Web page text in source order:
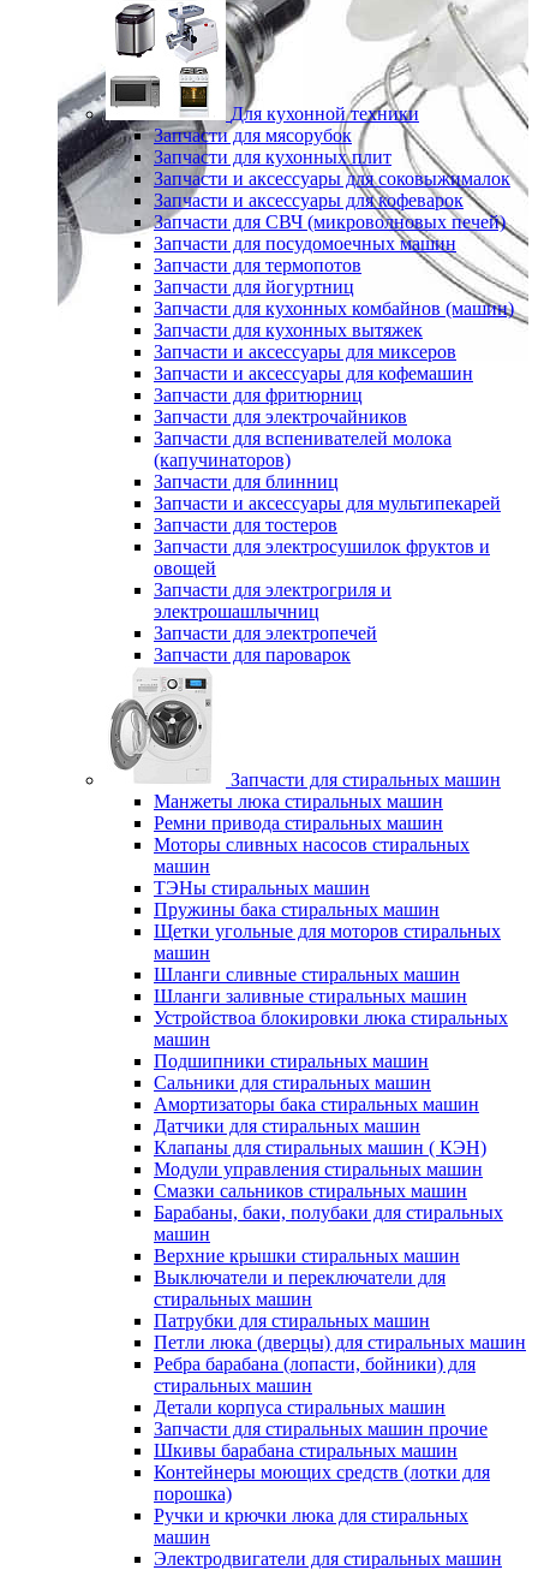
Для кухонной техники
Запчасти для мясорубок
Запчасти для кухонных плит
Запчасти и аксессуары для соковыжималок
Запчасти и аксессуары для кофеварок
Запчасти для СВЧ (микроволновых печей)
Запчасти для посудомоечных машин
Запчасти для термопотов
Запчасти для йогуртниц
Запчасти для кухонных комбайнов (машин)
Запчасти для кухонных вытяжек
Запчасти и аксессуары для миксеров
Запчасти и аксессуары для кофемашин
Запчасти для фритюрниц
Запчасти для электрочайников
Запчасти для вспенивателей молока
(капучинаторов)
Запчасти для блинниц
Запчасти и аксессуары для мультипекарей
Запчасти для тостеров
Запчасти для электросушилок фруктов и
овощей
Запчасти для электрогриля и
электрошашлычниц
Запчасти для электропечей
Запчасти для пароварок
Запчасти для стиральных машин
Манжеты люка стиральных машин
Ремни привода стиральных машин
Моторы сливных насосов стиральных
машин
ТЭНы стиральных машин
Пружины бака стиральных машин
Щетки угольные для моторов стиральных
машин
Шланги сливные стиральных машин
Шланги заливные стиральных машин
Устройствоа блокировки люка стиральных
машин
Подшипники стиральных машин
Сальники для стиральных машин
Амортизаторы бака стиральных машин
Датчики для стиральных машин
Клапаны для стиральных машин ( КЭН)
Модули управления стиральных машин
Смазки сальников стиральных машин
Барабаны, баки, полубаки для стиральных
машин
Верхние крышки стиральных машин
Выключатели и переключатели для
стиральных машин
Патрубки для стиральных машин
Петли люка (дверцы) для стиральных машин
Ребра барабана (лопасти, бойники) для
стиральных машин
Детали корпуса стиральных машин
Запчасти для стиральных машин прочие
Шкивы барабана стиральных машин
Контейнеры моющих средств (лотки для
порошка)
Ручки и крючки люка для стиральных
машин
Электродвигатели для стиральных машин